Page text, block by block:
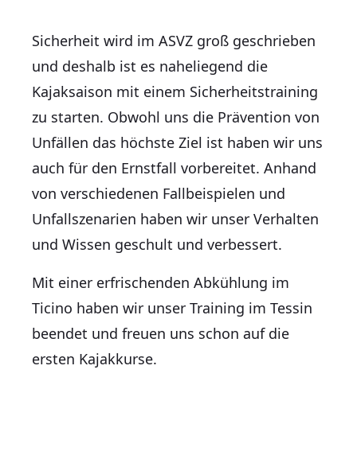
Sicherheit wird im ASVZ groß geschrieben
und deshalb ist es naheliegend die
Kajaksaison mit einem Sicherheitstraining
zu starten. Obwohl uns die Prävention von
Unfällen das höchste Ziel ist haben wir uns
auch für den Ernstfall vorbereitet. Anhand
von verschiedenen Fallbeispielen und
Unfallszenarien haben wir unser Verhalten
und Wissen geschult und verbessert.
Mit einer erfrischenden Abkühlung im
Ticino haben wir unser Training im Tessin
beendet und freuen uns schon auf die
ersten Kajakkurse.